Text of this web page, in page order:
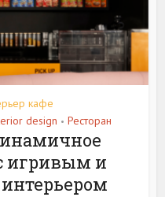
кафе
design • Ресторан
игривым и